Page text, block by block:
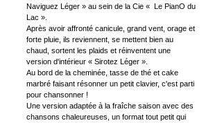
Naviguez Léger » au sein de la Cie « Le PianO du
Lac ».
Après avoir affronté canicule, grand vent, orage et
forte pluie, ils reviennent, se mettent bien au
chaud, sortent les plaids et réinventent une
version d'intérieur « Sirotez Léger ».
Au bord de la cheminée, tasse de thé et cake
marbré faisant résonner un petit clavier, c'est parti
pour chansonner !
Une version adaptée à la fraîche saison avec des
chansons chaleureuses, un format tout petit qui